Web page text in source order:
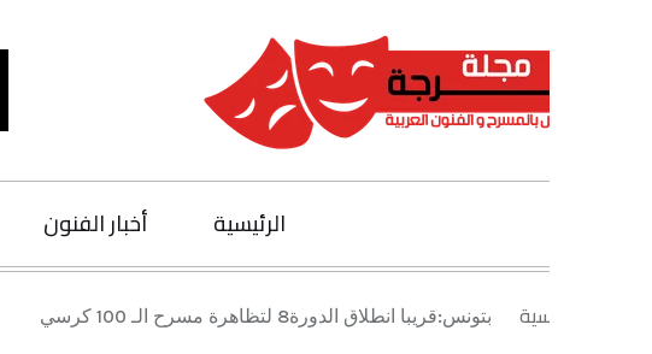
أخبار الفنون متابعات
بتونس:قريبا انطلاق الدورة8 لتظاهرة مسرح الـ 100 كرسي